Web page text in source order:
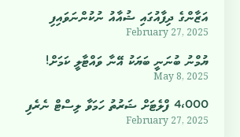
އަޒާންގެ ދިފާއުގައި ޝުއާއު ނުކުންނަވައިފި
February 27, 2025
ޔުމްނު ބުނަނީ ބަޔަކު އޭނާ ވައްޓާލީ ކަމަށް!
May 8, 2025
4،000 ފްލެޓަށް ޝަރުތު ހަމަވާ ލިސްޓް ނެރެފި
February 27, 2025